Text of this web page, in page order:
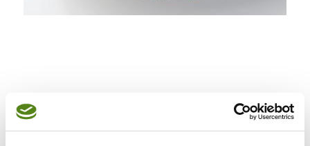
Składniki (blaszka 24x39cm):